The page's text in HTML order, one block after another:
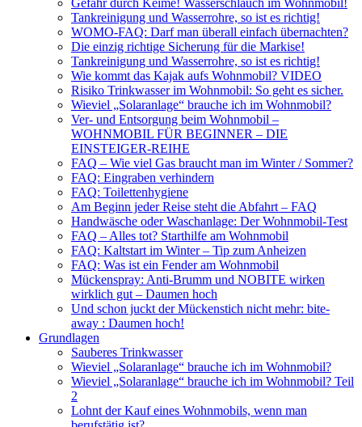
Tankreinigung und Wasserrohre, so ist es richtig!
WOMO-FAQ: Darf man überall einfach übernachten?
Die einzig richtige Sicherung für die Markise!
Tankreinigung und Wasserrohre, so ist es richtig!
Wie kommt das Kajak aufs Wohnmobil? VIDEO
Risiko Trinkwasser im Wohnmobil: So geht es sicher.
Wieviel „Solaranlage“ brauche ich im Wohnmobil?
Ver- und Entsorgung beim Wohnmobil –
WOHNMOBIL FÜR BEGINNER – DIE
EINSTEIGER-REIHE
FAQ – Wie viel Gas braucht man im Winter / Sommer?
FAQ: Eingraben verhindern
FAQ: Toilettenhygiene
Am Beginn jeder Reise steht die Abfahrt – FAQ
Handwäsche oder Waschanlage: Der Wohnmobil-Test
FAQ – Alles tot? Starthilfe am Wohnmobil
FAQ: Kaltstart im Winter – Tip zum Anheizen
FAQ: Was ist ein Fender am Wohnmobil
Mückenspray: Anti-Brumm und NOBITE wirken
wirklich gut – Daumen hoch
Und schon juckt der Mückenstich nicht mehr: bite-
away : Daumen hoch!
Grundlagen
Sauberes Trinkwasser
Wieviel „Solaranlage“ brauche ich im Wohnmobil?
Wieviel „Solaranlage“ brauche ich im Wohnmobil? Teil
2
Lohnt der Kauf eines Wohnmobils, wenn man